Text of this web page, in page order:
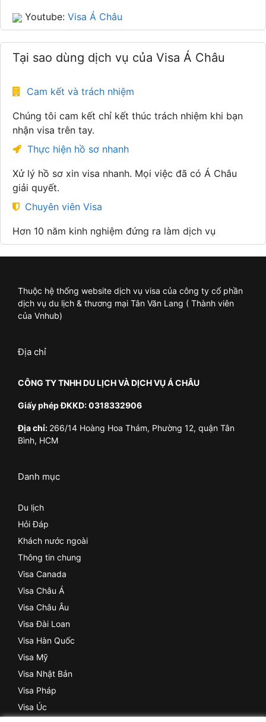
Youtube: Visa Á Châu
Tại sao dùng dịch vụ của Visa Á Châu
Cam kết và trách nhiệm
Chúng tôi cam kết chỉ kết thúc trách nhiệm khi bạn
nhận visa trên tay.
Thực hiện hồ sơ nhanh
Xử lý hồ sơ xin visa nhanh. Mọi việc đã có Á Châu
giải quyết.
Chuyên viên Visa
Hơn 10 năm kinh nghiệm đứng ra làm dịch vụ
Thuộc hệ thống website dịch vụ visa của công ty cổ phần
dịch vụ du lịch & thương mại Tân Văn Lang ( Thành viên
của Vnhub)
Địa chỉ
CÔNG TY TNHH DU LỊCH VÀ DỊCH VỤ Á CHÂU
Giấy phép ĐKKD: 0318332906
Địa chỉ: 266/14 Hoàng Hoa Thám, Phường 12, quận Tân
Bình, HCM
Danh mục
Du lịch
Hỏi Đáp
Khách nước ngoài
Thông tin chung
Visa Canada
Visa Châu Á
Visa Châu Âu
Visa Đài Loan
Visa Hàn Quốc
Visa Mỹ
Visa Nhật Bản
Visa Pháp
Visa Úc